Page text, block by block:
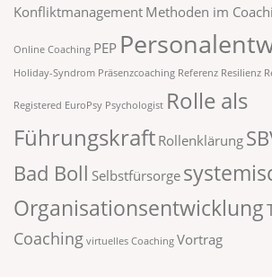
Konfliktmanagement Methoden im
Online Coaching PEP
Holiday-Syndrom Präsenzcoaching Referenz Resilienz
Registered EuroPsy Psychologist Rolle als
Führungskraft Rollenklärung
Bad Boll Selbstfürsorge
Organisationsentwicklung
Coaching virtuelles Coaching Vortrag